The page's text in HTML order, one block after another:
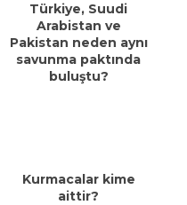
Türkiye, Suudi
Arabistan ve
Pakistan neden aynı
savunma paktında
buluştu?
Kurmacalar kime
aittir?